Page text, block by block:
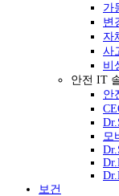
가
변
자
사
비
안전 IT
안
모
보건